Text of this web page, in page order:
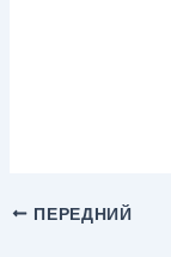
ПЕРЕДНИЙ